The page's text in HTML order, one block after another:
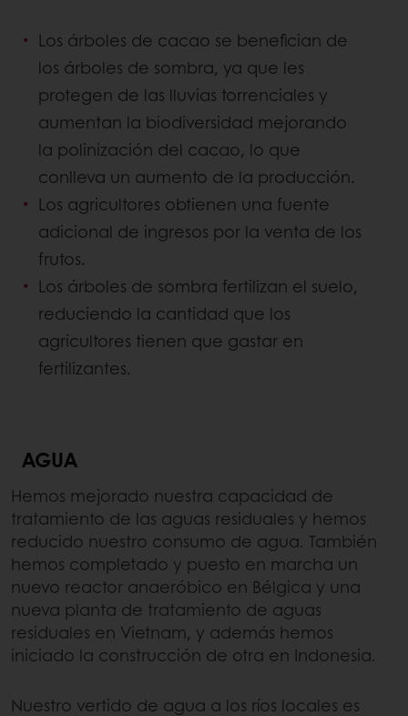
Los árboles de cacao se benefician de
los árboles de sombra, ya que les
protegen de las lluvias torrenciales y
aumentan la biodiversidad mejorando
la polinización del cacao, lo que
conlleva un aumento de la producción.
Los agricultores obtienen una fuente
adicional de ingresos por la venta de los
frutos.
Los árboles de sombra fertilizan el suelo,
reduciendo la cantidad que los
agricultores tienen que gastar en
fertilizantes.
AGUA
Hemos mejorado nuestra capacidad de
tratamiento de las aguas residuales y hemos
reducido nuestro consumo de agua. También
hemos completado y puesto en marcha un
nuevo reactor anaeróbico en Bélgica y una
nueva planta de tratamiento de aguas
residuales en Vietnam, y además hemos
iniciado la construcción de otra en Indonesia.
Nuestro vertido de agua a los ríos locales es